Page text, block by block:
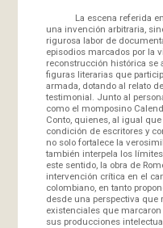
La escena referida en
una invención arbitraria,
rigurosa labor de
episodios marcados por la
reconstrucción histórica
figuras literarias que
armada, dotando al relato
testimonial. Junto al
como el momposino
Conto, quienes, al igual
condición de escritores y
no solo fortalece la
también interpela los
este sentido, la obra de
intervención crítica en el
colombiano, en tanto
desde una perspectiva que
existenciales que
sus producciones